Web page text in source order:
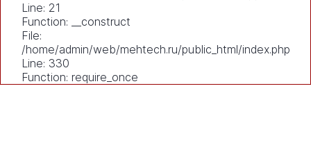
Line: 21
Function: __construct
File:
/home/admin/web/mehtech.ru/public_html/index.php
Line: 330
Function: require_once